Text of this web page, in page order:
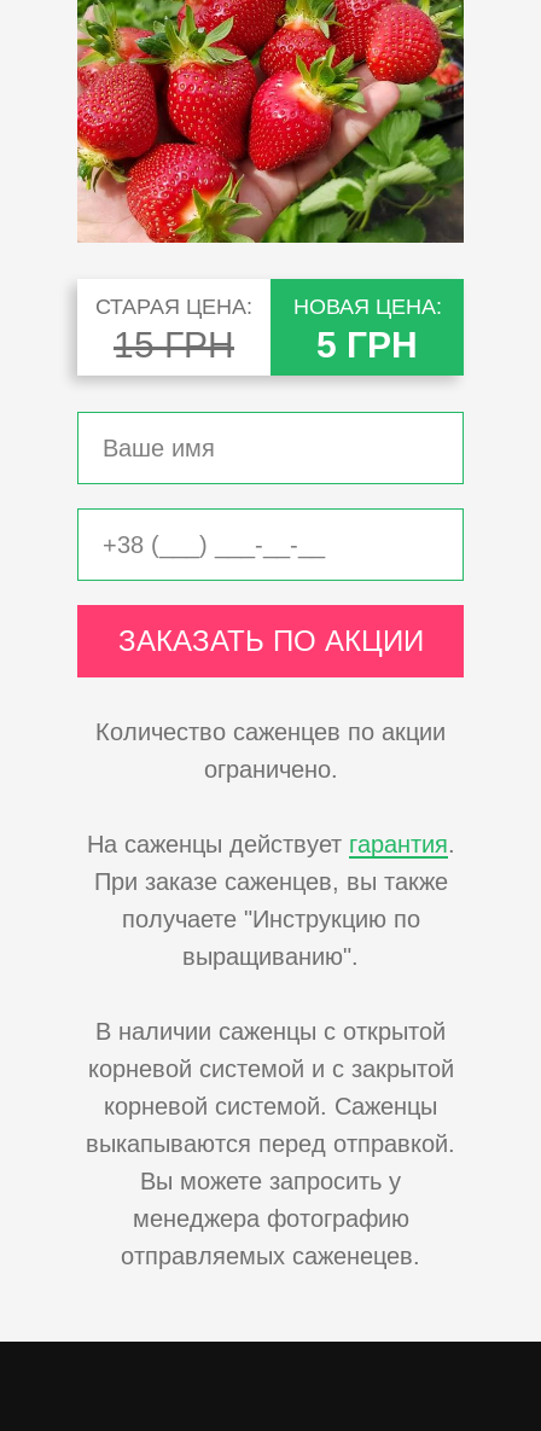
СТАРАЯ ЦЕНА:
15 ГРН
НОВАЯ ЦЕНА:
5 ГРН
Количество саженцев по акции
ограничено.
На саженцы действует гарантия.
При заказе саженцев, вы также
получаете "Инструкцию по
выращиванию".
В наличии саженцы с открытой
корневой системой и с закрытой
корневой системой. Саженцы
выкапываются перед отправкой.
Вы можете запросить у
менеджера фотографию
отправляемых саженецев.
ЗАКАЗАТЬ ПО АКЦИИ